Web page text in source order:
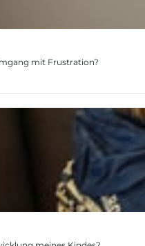
mit Frustration?